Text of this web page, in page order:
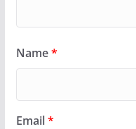
Name*
Email*